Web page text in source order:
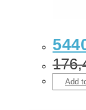
Add